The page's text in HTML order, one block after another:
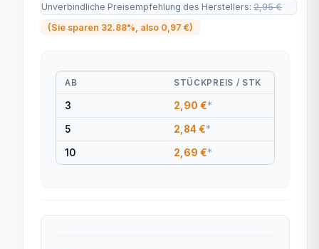
Unverbindliche Preisempfehlung des Herstellers: 2,95 €
(Sie sparen 32.88% , also 0,97 €)
AB STÜCKPREIS / STK
3 2,90 €*
5 2,84 €*
10 2,69 €*